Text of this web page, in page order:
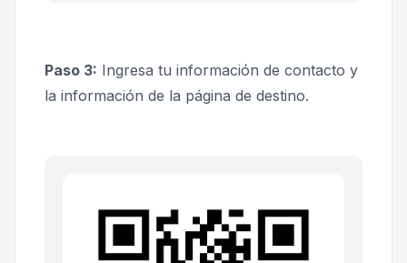
Paso 3: Ingresa tu información de contacto y
la información de la página de destino.